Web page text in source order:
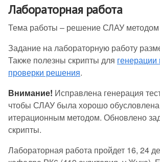
Лабораторная работа
Тема работы – решение СЛАУ
Задание на лабораторную работу
Также полезны скрипты для
проверки решения.
Внимание! Исправлена генерация
чтобы СЛАУ была хорошо
итерационным методом. Обновлено
скрипты.
Лабораторная работа пройдет 16, 24